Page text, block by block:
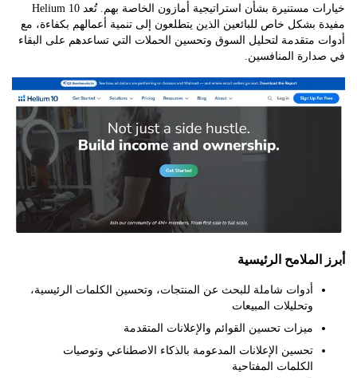
خيارات مستنيرة بشأن استراتيجية أمازون الخاصة بهم. تُعد Helium 10
بشكل خاص للبائعين الذين يتطلعون إلى تنمية أعمالهم بكفاءة، مع
متقدمة لتحليل السوق وتحسين الحملات التي تساعدهم على البقاء
المنافسين.
الرئيسية
أدوات شاملة للبحث عن المنتجات، وتحسين الكلمات الرئيسية،
وتحليلات المبيعات
ميزات تحسين القوائم والإعلانات المتقدمة
تحسين الإعلانات المدعومة بالذكاء الاصطناعي وتوصيات
الكلمات المفتاحية